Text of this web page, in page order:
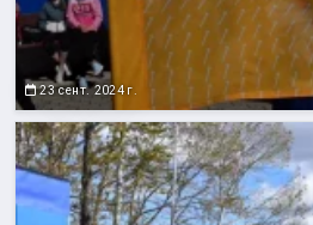
23 сент. 2024 г.